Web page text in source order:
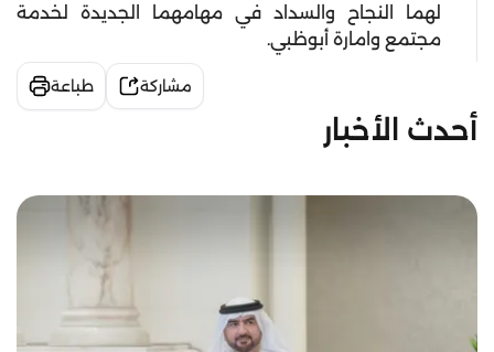
لهما النجاح والسداد في مهامهما الجديدة لخدمة
مجتمع وامارة أبوظبي.
مشاركة طباعة
أحدث الأخبار